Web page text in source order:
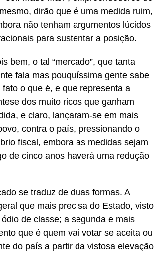
dirão que é uma medida ruim,
não tenham argumentos lúcidos
para sustentar a posição.
bem, o tal “mercado”, que tanta
fala mas pouquíssima gente sabe
fato o que é, e que representa a
dos muito ricos que ganham
e claro, lançaram-se em mais
contra o país, pressionando o
fiscal, embora as medidas sejam
de cinco anos haverá uma redução
se traduz de duas formas. A
que mais precisa do Estado, visto
de classe; a segunda e mais
que é quem vai votar se aceita ou
do país a partir da vistosa elevação